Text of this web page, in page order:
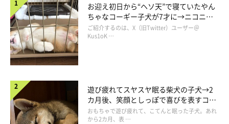
お迎え初日から“ヘソ天”で寝ていたやん
ちゃなコーギー子犬が7才に→ニコニ
コ“コーギースマイル”が魅力のコに成
長！
ご紹介するのは、X（旧Twitter）ユーザー＠
Kus1oK …
遊び疲れてスヤスヤ眠る柴犬の子犬→2
カ月後、笑顔としっぽで喜びを表すコに
成長！
おもちゃで遊び疲れて、こてんと眠った子犬。あれ
から2カ月、表 …